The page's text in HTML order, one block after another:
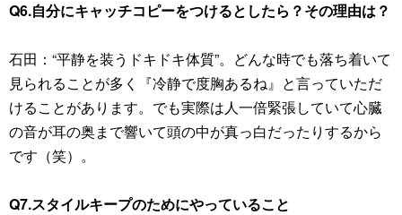
Q6.自分にキャッチコピーをつけるとしたら？その理由は？
石田：“平静を装うドキドキ体質”。どんな時でも落ち着いて
見られることが多く『冷静で度胸あるね』と言っていただ
けることがあります。でも実際は人一倍緊張していて心臓
の音が耳の奥まで響いて頭の中が真っ白だったりするから
です（笑）。
Q7.スタイルキープのためにやっていること